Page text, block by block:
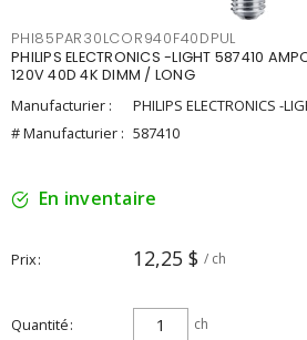
PHI85PAR30LCOR940F40DPUL
PHILIPS ELECTRONICS -LIGHT 587410
120V 40D 4K DIMM / LONG
Manufacturier :
PHILIPS ELECTRONICS -
# Manufacturier : 587410
En inventaire
Prix 12,25 $ / ch
Quantité ch